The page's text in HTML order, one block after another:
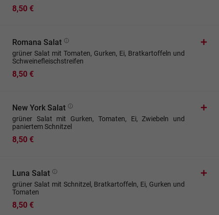
8,50 €
Romana Salat
grüner Salat mit Tomaten, Gurken, Ei, Bratkartoffeln und
Schweinefleischstreifen
8,50 €
New York Salat
grüner Salat mit Gurken, Tomaten, Ei, Zwiebeln und
paniertem Schnitzel
8,50 €
Luna Salat
grüner Salat mit Schnitzel, Bratkartoffeln, Ei, Gurken und
Tomaten
8,50 €